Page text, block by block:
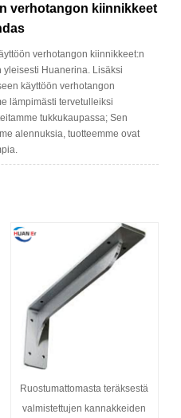
verhotangon kiinnikkeet
verhotangon kiinnikkeet:n
Huanerina. Lisäksi
käyttöön verhotangon
lämpimästi tervetulleiksi
tukkukaupassa; Sen
alennuksia, tuotteemme ovat
Ruostumattomasta teräksestä
valmistettujen kannakkeiden